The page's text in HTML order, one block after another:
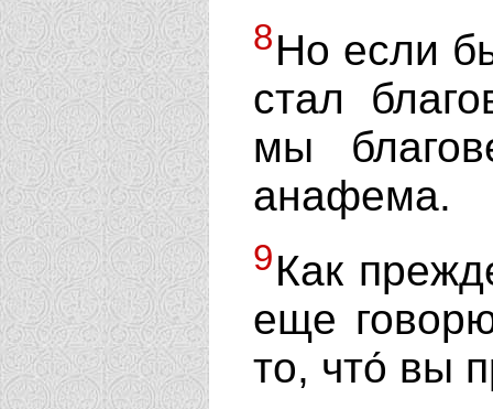
8Но если
стал
мы
анафема.
9Как
еще
то, что́ вы